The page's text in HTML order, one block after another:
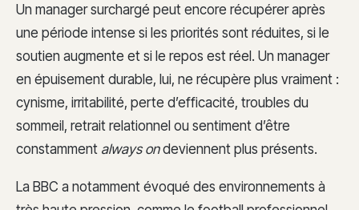
Un manager surchargé peut encore récupérer après
une période intense si les priorités sont réduites, si le
soutien augmente et si le repos est réel. Un manager
en épuisement durable, lui, ne récupère plus vraiment :
cynisme, irritabilité, perte d’efficacité, troubles du
sommeil, retrait relationnel ou sentiment d’être
constamment always ondeviennent plus présents.
La BBC a notamment évoqué des environnements à